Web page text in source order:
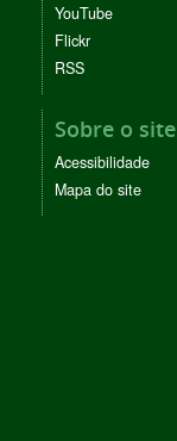
YouTube
Flickr
RSS
Sobre o site
Acessibilidade
Mapa do site